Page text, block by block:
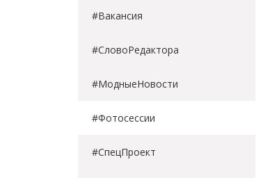
#Вакансия
#СловоРедактора
#МодныеНовости
#Фотосессии
#СпецПроект